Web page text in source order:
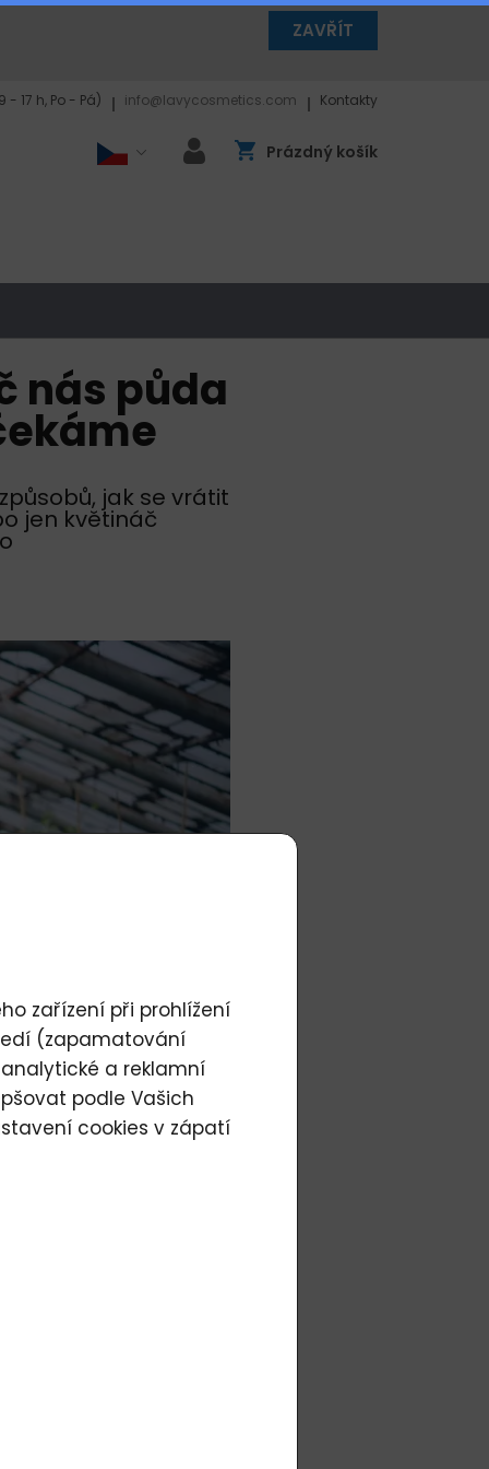
ZAVŘÍT
17 h, Po - Pá) info@lavycosmetics.com Kontakty
Prázdný košík
nás půda
jak se vrátit
jen květináč
zařízení při prohlížení
(zapamatování
a reklamní
podle Vašich
cookies v zápatí